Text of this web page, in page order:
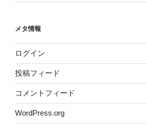
メタ情報
ログイン
投稿フィード
コメントフィード
WordPress.org